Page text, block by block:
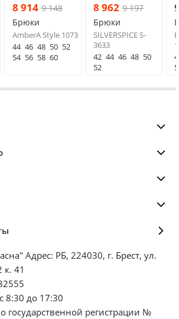
8 914 9 148
Брюки
AmberA Style 1073
44 46 48 50 52
54 56 58 60
8 962 9 197
Брюки
SILVERSPICE S-
3633
42 44 46 48 50
52
Адрес: РБ, 224030, г. Брест, ул.
к. 41
8:30 до 17:30
государственной регистрации №